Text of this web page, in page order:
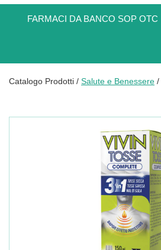
FARMACI DA BANCO SOP OTC
Catalogo Prodotti / Salute e Benessere /